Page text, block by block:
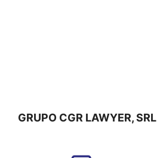
GRUPO CGR LAWYER, SRL